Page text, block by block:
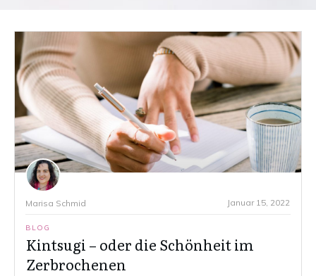
Marisa Schmid Januar 15, 2022
BLOG
Kintsugi – oder die Schönheit im
Zerbrochenen